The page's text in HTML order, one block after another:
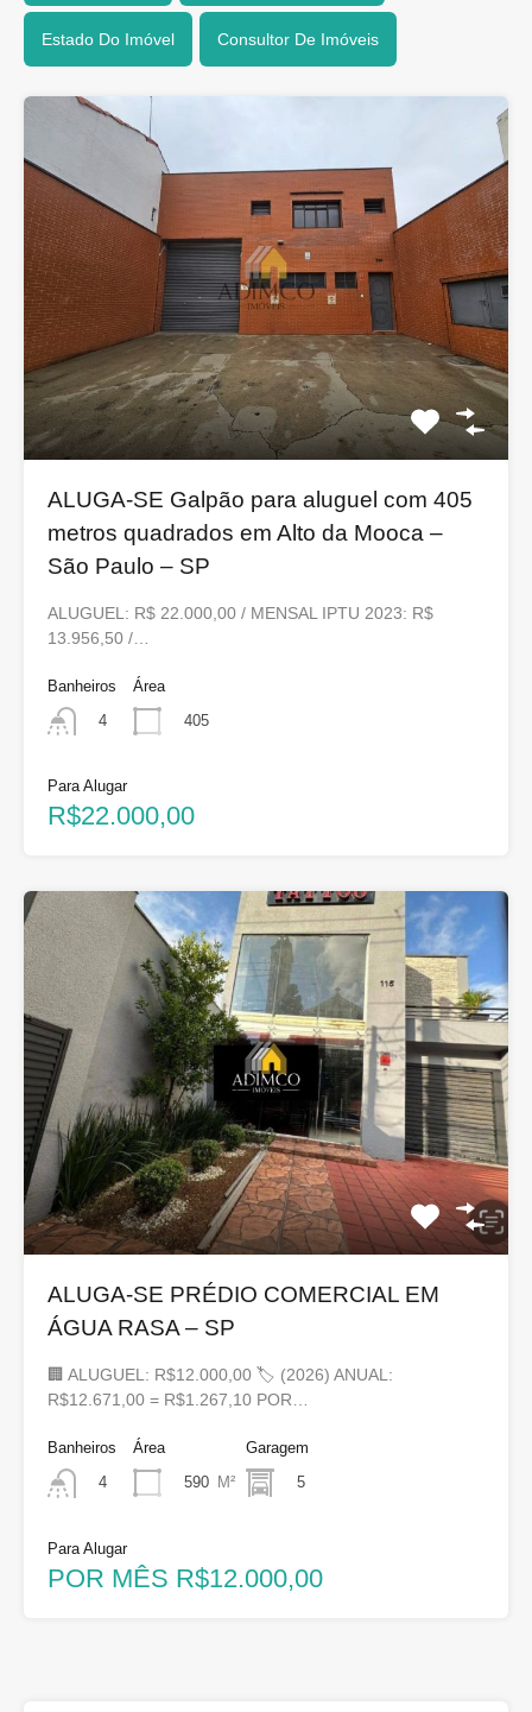
Estado Do Imóvel Consultor De Imóveis
ALUGA-SE Galpão para aluguel com 405
metros quadrados em Alto da Mooca –
São Paulo – SP
ALUGUEL: R$ 22.000,00 / MENSAL IPTU 2023: R$
13.956,50 /…
Banheiros
4
Área
405
Para Alugar
R$22.000,00
ALUGA-SE PRÉDIO COMERCIAL EM
ÁGUA RASA – SP
🏢 ALUGUEL: R$12.000,00 🏷 (2026) ANUAL:
R$12.671,00 = R$1.267,10 POR…
Banheiros
4
Área
590 M²
Garagem
5
Para Alugar
POR MÊS R$12.000,00